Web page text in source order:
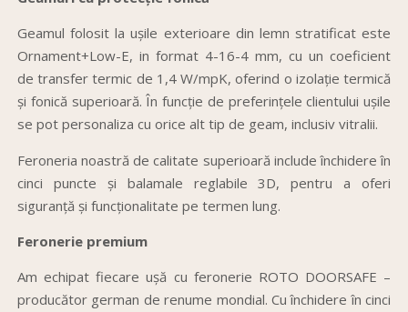
Geamul folosit la ușile exterioare din lemn stratificat este
Ornament+Low-E, in format 4-16-4 mm, cu un coeficient
de transfer termic de 1,4 W/mpK, oferind o izolație termică
și fonică superioară. În funcție de preferințele clientului ușile
se pot personaliza cu orice alt tip de geam, inclusiv vitralii.
Feroneria noastră de calitate superioară include închidere în
cinci puncte și balamale reglabile 3D, pentru a oferi
siguranță și funcționalitate pe termen lung.
Feronerie premium
Am echipat fiecare ușă cu feronerie ROTO DOORSAFE –
producător german de renume mondial. Cu închidere în cinci